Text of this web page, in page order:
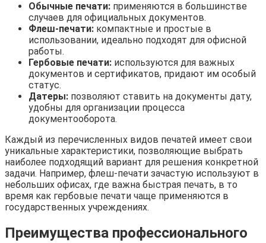
Обычные печати: применяются в большинстве
случаев для официальных документов.
Флеш-печати: компактные и простые в
использовании, идеально подходят для офисной
работы.
Гербовые печати: используются для важных
документов и сертификатов, придают им особый
статус.
Датеры: позволяют ставить на документы дату,
удобны для организации процесса
документооборота.
Каждый из перечисленных видов печатей имеет свои
уникальные характеристики, позволяющие выбрать
наиболее подходящий вариант для решения конкретной
задачи. Например, флеш-печати зачастую используют в
небольших офисах, где важна быстрая печать, в то
время как гербовые печати чаще применяются в
государственных учреждениях.
Преимущества профессионального